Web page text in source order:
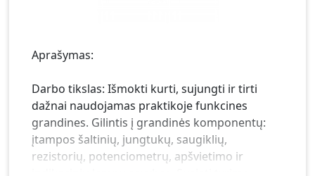
Aprašymas:
Darbo tikslas: Išmokti kurti, sujungti ir tirti
dažnai naudojamas praktikoje funkcines
grandines. Gilintis į grandinės komponentų:
įtampos šaltinių, jungtukų, saugiklių,
rezistorių, potenciometrų, apšvietimo ir